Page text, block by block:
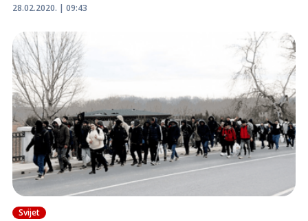
28.02.2020. | 09:43
Svijet